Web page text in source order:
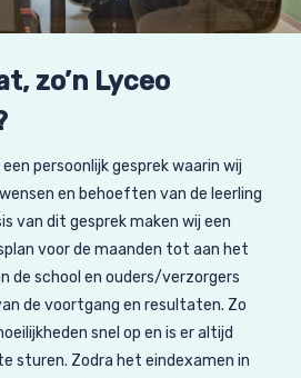
zo’n Lyceo
persoonlijk gesprek waarin wij
en behoeften van de leerling
van dit gesprek maken wij een
voor de maanden tot aan het
de school en ouders/verzorgers
de voortgang en resultaten. Zo
snel op en is er altijd
sturen. Zodra het eindexamen in